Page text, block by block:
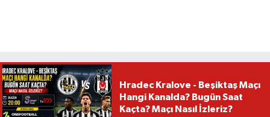
Hradec Kralove - Beşiktaş Maçı
Hangi Kanalda? Bugün Saat
Kaçta? Maçı Nasıl İzleriz?